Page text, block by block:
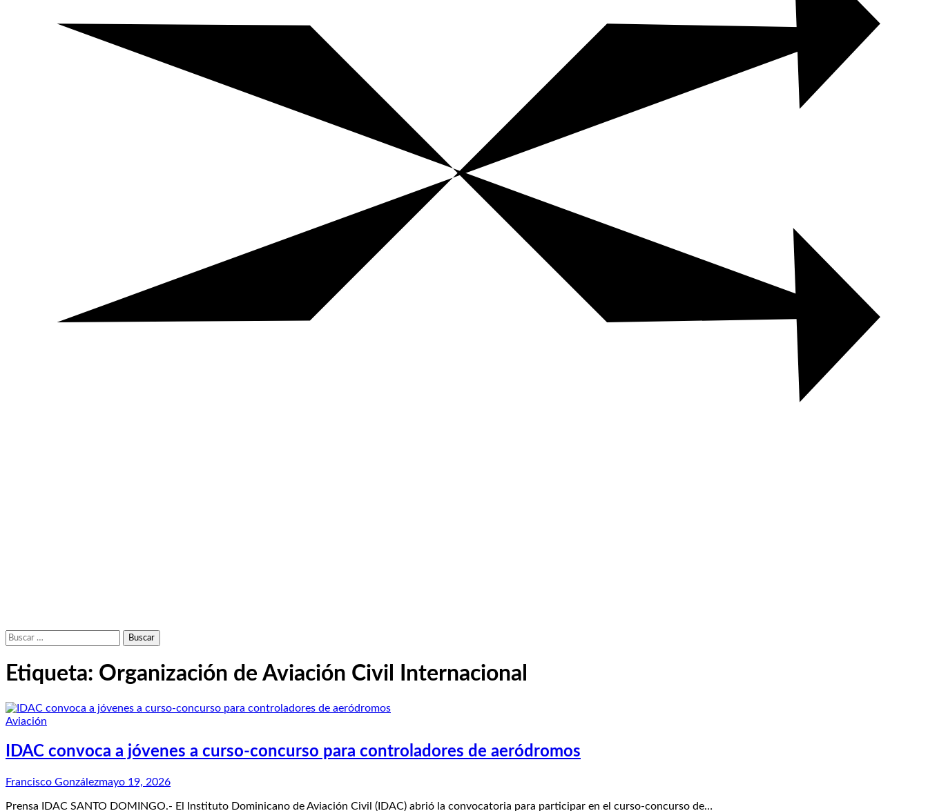
Buscar:
Etiqueta: Organización de Aviación Civil Internacional
Aviación
IDAC convoca a jóvenes a curso-concurso para controladores de aeródromos
Francisco Gonzálezmayo 19, 2026
Prensa IDAC SANTO DOMINGO.- El Instituto Dominicano de Aviación Civil (IDAC) abrió la convocatoria para participar en el curso-concurso de…